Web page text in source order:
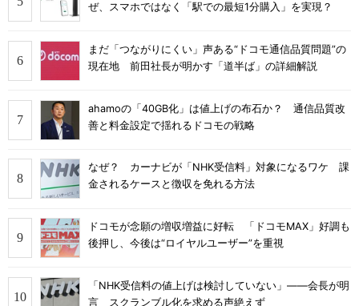
ぜ、スマホではなく「駅での最短1分購入」を実現？
まだ「つながりにくい」声ある“ドコモ通信品質問題”の
現在地 前田社長が明かす「道半ば」の詳細解説
ahamoの「40GB化」は値上げの布石か？ 通信品質改
善と料金設定で揺れるドコモの戦略
なぜ？ カーナビが「NHK受信料」対象になるワケ 課
金されるケースと徴収を免れる方法
ドコモが念願の増収増益に好転 「ドコモMAX」好調も
後押し、今後は“ロイヤルユーザー”を重視
「NHK受信料の値上げは検討していない」――会長が明
言 スクランブル化を求める声絶えず